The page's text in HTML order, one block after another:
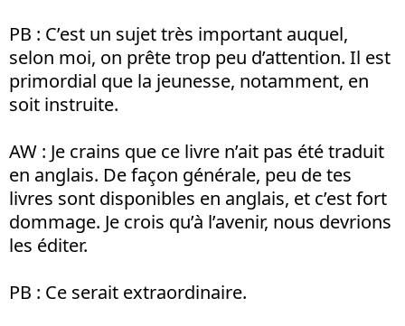
PB : C’est un sujet très important auquel,
selon moi, on prête trop peu d’attention. Il est
primordial que la jeunesse, notamment, en
soit instruite.
AW : Je crains que ce livre n’ait pas été traduit
en anglais. De façon générale, peu de tes
livres sont disponibles en anglais, et c’est fort
dommage. Je crois qu’à l’avenir, nous devrions
les éditer.
PB : Ce serait extraordinaire.